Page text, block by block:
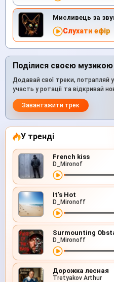
Мисливець за
Слухати ефір
Поділися своєю музикою
Додавай свої треки, потрапляй
участь у ротації та відкривай
Завантажити трек
У тренді
French kiss
D_Mironof
It's Hot
D_Mironoff
Surmounting
D_Mironoff
Дорожка лесная
Tretyakov Arthur